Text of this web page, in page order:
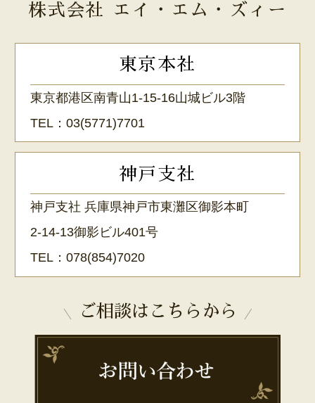
株式会社 エイ・エム・ズィー
東京本社
東京都港区南青山1-15-16山城ビル3階
TEL：03(5771)7701
神戸支社
神戸支社 兵庫県神戸市東灘区御影本町
2-14-13御影ビル401号
TEL：078(854)7020
ご相談はこちらから